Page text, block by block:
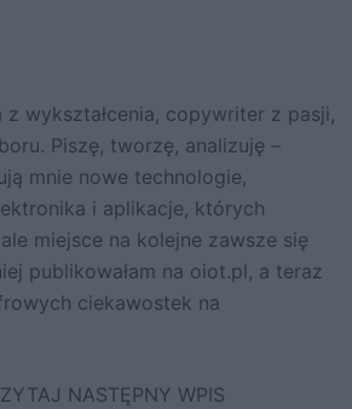
wykształcenia, copywriter z pasji,
Piszę, tworzę, analizuję –
mnie nowe technologie,
i aplikacje, których
miejsce na kolejne zawsze się
publikowałam na oiot.pl, a teraz
ciekawostek na